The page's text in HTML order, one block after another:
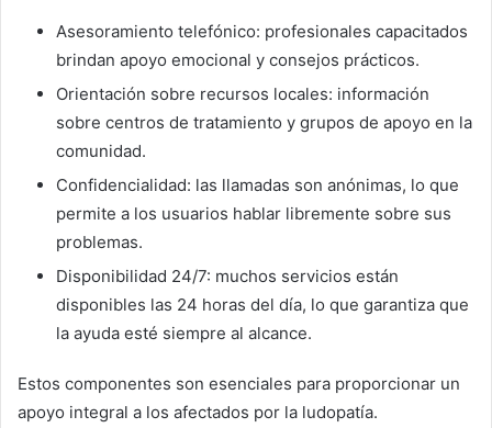
Asesoramiento telefónico: profesionales capacitados
brindan apoyo emocional y consejos prácticos.
Orientación sobre recursos locales: información
sobre centros de tratamiento y grupos de apoyo en la
comunidad.
Confidencialidad: las llamadas son anónimas, lo que
permite a los usuarios hablar libremente sobre sus
problemas.
Disponibilidad 24/7: muchos servicios están
disponibles las 24 horas del día, lo que garantiza que
la ayuda esté siempre al alcance.
Estos componentes son esenciales para proporcionar un
apoyo integral a los afectados por la ludopatía.